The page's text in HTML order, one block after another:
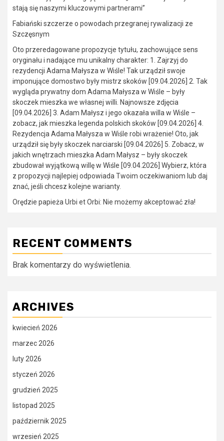
stają się naszymi kluczowymi partnerami”
Fabiański szczerze o powodach przegranej rywalizacji ze
Szczęsnym
Oto przeredagowane propozycje tytułu, zachowujące sens
oryginału i nadające mu unikalny charakter: 1. Zajrzyj do
rezydencji Adama Małysza w Wiśle! Tak urządził swoje
imponujące domostwo były mistrz skoków [09.04.2026] 2. Tak
wygląda prywatny dom Adama Małysza w Wiśle – były
skoczek mieszka we własnej willi. Najnowsze zdjęcia
[09.04.2026] 3. Adam Małysz i jego okazała willa w Wiśle –
zobacz, jak mieszka legenda polskich skoków [09.04.2026] 4.
Rezydencja Adama Małysza w Wiśle robi wrażenie! Oto, jak
urządził się były skoczek narciarski [09.04.2026] 5. Zobacz, w
jakich wnętrzach mieszka Adam Małysz – były skoczek
zbudował wyjątkową willę w Wiśle [09.04.2026] Wybierz, która
z propozycji najlepiej odpowiada Twoim oczekiwaniom lub daj
znać, jeśli chcesz kolejne warianty.
Orędzie papieża Urbi et Orbi: Nie możemy akceptować zła!
RECENT COMMENTS
Brak komentarzy do wyświetlenia.
ARCHIVES
kwiecień 2026
marzec 2026
luty 2026
styczeń 2026
grudzień 2025
listopad 2025
październik 2025
wrzesień 2025